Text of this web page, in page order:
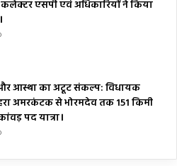
एसपी एवं अधिकारियों ने किया
आस्था का अटूट संकल्प: विधायक
अमरकंटक से भोरमदेव तक 151 किमी
पद यात्रा।